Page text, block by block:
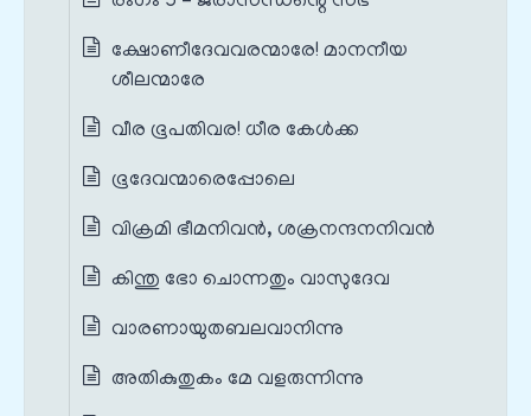
ക്ഷോണീദേവവരന്മാരേ! മാനനീയ
ശീലന്മാരേ
വീര ഭൂപതിവര! ധീര കേൾക്ക
ഭൂദേവന്മാരെപ്പോലെ
വിക്രമി ഭീമനിവൻ, ശക്രനന്ദനനിവൻ
കിന്തു ഭോ ചൊന്നതും വാസുദേവ
വാരണായുതബലവാനിന്നു
അതികുതുകം മേ വളരുന്നിന്നു